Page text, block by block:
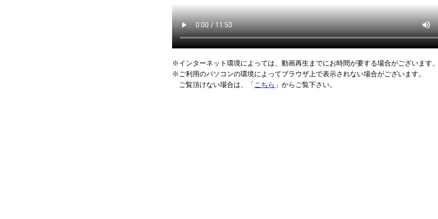
※インターネット環境によっては、動画再生までにお時間が要する場合がございます
※ご利用のパソコンの環境によってブラウザ上で表示されない場合がございます。
ご覧頂けない場合は、「 こちら 」からご覧下さい。